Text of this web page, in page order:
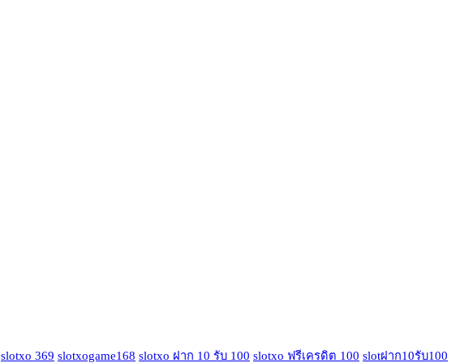
slotxo 369 slotxogame168 slotxo ฝาก 10 รับ 100 slotxo ฟรีเครดิต 100 slotฝาก10รับ100